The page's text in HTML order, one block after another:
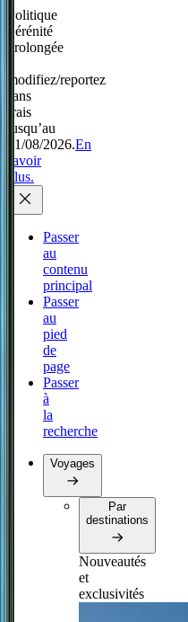
Politique
Sérénité
prolongée
modifiez/reportez
sans
frais
jusqu’au
31/08/2026.En
savoir
plus.
Passer
au
contenu
principal
Passer
au
pied
de
page
Passer
à
la
recherche
Voyages
Par
destinations
Nouveautés
et
exclusivités